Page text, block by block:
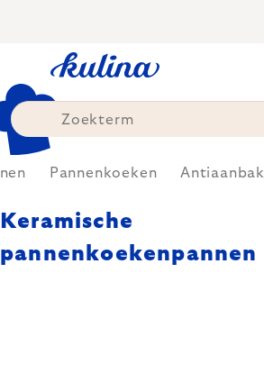
Pannenkoeken Antiaanbak
Keramische
pannenkoekenpannen